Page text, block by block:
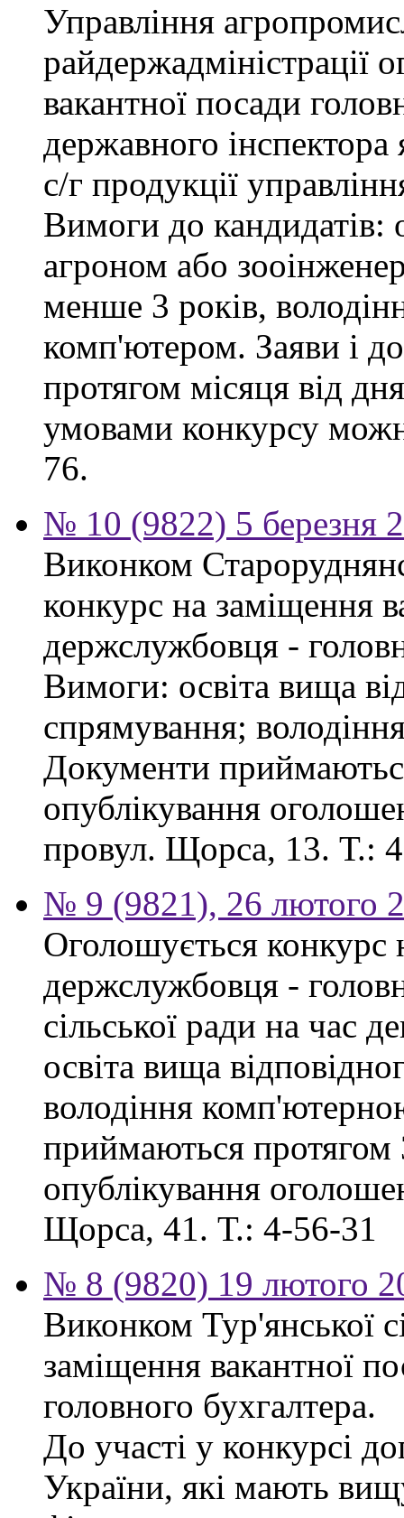
Управління
райдержадміністрації
вакантної посади
державного інспектора
с/г продукції
Вимоги до кандидатів:
агроном або
менше 3 років,
комп'ютером. Заяви і
протягом місяця від
умовами конкурсу
76.
№ 10 (9822) 5 березня
Виконком
конкурс на заміщення
держслужбовця -
Вимоги: освіта вища
спрямування;
Документи
опублікування
провул. Щорса, 13. Т.:
№ 9 (9821), 26 лютого
Оголошується конкурс
держслужбовця -
сільської ради на час
освіта вища
володіння
приймаються протягом
опублікування
Щорса, 41. Т.: 4-56-31
№ 8 (9820) 19 лютого
Виконком Тур'янської
заміщення вакантної
головного бухгалтера.
До участі у конкурсі
України, які мають